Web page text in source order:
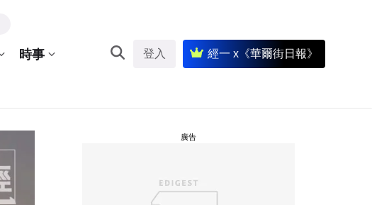
時事 登入 經一 x《華爾街日報》
廣告